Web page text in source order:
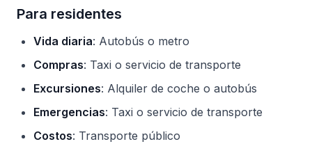
Para residentes
Vida diaria: Autobús o metro
Compras: Taxi o servicio de transporte
Excursiones: Alquiler de coche o autobús
Emergencias: Taxi o servicio de transporte
Costos: Transporte público